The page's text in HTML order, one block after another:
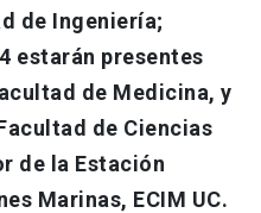
de Ingeniería;
estarán presentes
de Medicina, y
de Ciencias
de la Estación
Marinas, ECIM UC.